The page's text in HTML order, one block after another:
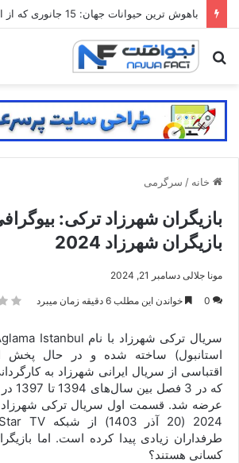
جستجو
خانه / سرگرمی
بازیگران شهرزاد ترکی:
بازیگران شهرزاد 2024
مونا جلالی دسامبر 21, 2024
0 خواندن این مطلب 6 دقیقه زمان میبرد
استانبول) ساخته شده و در حال پخش
اقتباسی از سریال ایرانی شهرزاد به
که
طرفداران زیادی پیدا کرده است. اما
کسانی هستند؟